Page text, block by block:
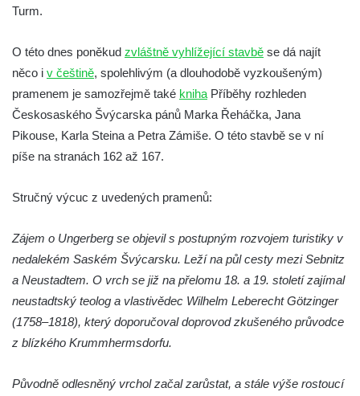
Vyhlídka na konci Křížové cesty na
Křížovém vrchu ve Frýdlantu
Rozhledna Čáp v Adršpašsko-teplických
Vyhlídka u Písečného vrchu v Teplicích
Vyhlídka Kaltenbergblick pod Weifbergem
Vyhlídka na vrchu Waitzdorfer Höhe u
Vyhlídka na vrchu Hankehübel u Goßdorfu
Rozhledna Maják u Strupčic
Strupčic
Turm.
O této dnes poněkud zvláštně vyhlížející stavbě se dá najít
něco i v češtině, spolehlivým (a dlouhodobě vyzkoušeným)
pramenem je samozřejmě také kniha Příběhy rozhleden
Českosaského Švýcarska pánů Marka Řeháčka, Jana
Pikouse, Karla Steina a Petra Zámiše. O této stavbě se v ní
píše na stranách 162 až 167.
Stručný výcuc z uvedených pramenů:
Zájem o Ungerberg se objevil s postupným rozvojem turistiky v
nedalekém Saském Švýcarsku. Leží na půl cesty mezi Sebnitz
a Neustadtem. O vrch se již na přelomu 18. a 19. století zajímal
neustadtský teolog a vlastivědec Wilhelm Leberecht Götzinger
(1758–1818), který doporučoval doprovod zkušeného průvodce
z blízkého Krummhermsdorfu.
Původně odlesněný vrchol začal zarůstat, a stále výše rostoucí